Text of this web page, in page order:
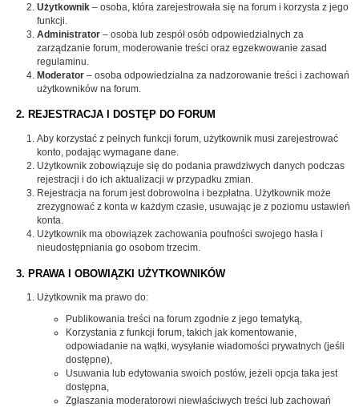
Użytkownik – osoba, która zarejestrowała się na forum i korzysta z jego
funkcji.
Administrator – osoba lub zespół osób odpowiedzialnych za
zarządzanie forum, moderowanie treści oraz egzekwowanie zasad
regulaminu.
Moderator – osoba odpowiedzialna za nadzorowanie treści i zachowań
użytkowników na forum.
2. REJESTRACJA I DOSTĘP DO FORUM
Aby korzystać z pełnych funkcji forum, użytkownik musi zarejestrować
konto, podając wymagane dane.
Użytkownik zobowiązuje się do podania prawdziwych danych podczas
rejestracji i do ich aktualizacji w przypadku zmian.
Rejestracja na forum jest dobrowolna i bezpłatna. Użytkownik może
zrezygnować z konta w każdym czasie, usuwając je z poziomu ustawień
konta.
Użytkownik ma obowiązek zachowania poufności swojego hasła i
nieudostępniania go osobom trzecim.
3. PRAWA I OBOWIĄZKI UŻYTKOWNIKÓW
Użytkownik ma prawo do:
Publikowania treści na forum zgodnie z jego tematyką,
Korzystania z funkcji forum, takich jak komentowanie,
odpowiadanie na wątki, wysyłanie wiadomości prywatnych (jeśli
dostępne),
Usuwania lub edytowania swoich postów, jeżeli opcja taka jest
dostępna,
Zgłaszania moderatorowi niewłaściwych treści lub zachowań